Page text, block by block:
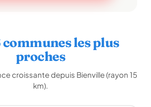
communes les plus
proches
croissante depuis Bienville (rayon 15
km).